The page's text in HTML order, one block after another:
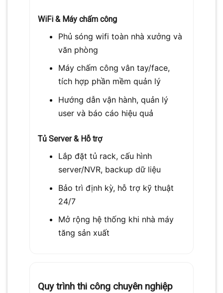
WiFi & Máy chấm công
Phủ sóng wifi toàn nhà xưởng và
văn phòng
Máy chấm công vân tay/face,
tích hợp phần mềm quản lý
Hướng dẫn vận hành, quản lý
user và báo cáo hiệu quả
Tủ Server & Hỗ trợ
Lắp đặt tủ rack, cấu hình
server/NVR, backup dữ liệu
Bảo trì định kỳ, hỗ trợ kỹ thuật
24/7
Mở rộng hệ thống khi nhà máy
tăng sản xuất
Quy trình thi công chuyên nghiệp